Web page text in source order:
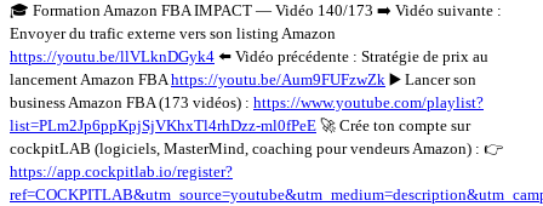
🎓 Formation Amazon FBA IMPACT — Vidéo 140/173 ➡️ Vidéo suivante :
Envoyer du trafic externe vers son listing Amazon
https://youtu.be/llVLknDGyk4 ⬅️ Vidéo précédente : Stratégie de prix au
lancement Amazon FBAhttps://youtu.be/Aum9FUFzwZk ▶️ Lancer son
business Amazon FBA (173 vidéos) : https://www.youtube.com/playlist?
list=PLm2Jp6ppKpjSjVKhxTl4rhDzz-ml0fPeE 🚀 Crée ton compte sur
cockpitLAB (logiciels, MasterMind, coaching pour vendeurs Amazon) : 👉
https://app.cockpitlab.io/register?